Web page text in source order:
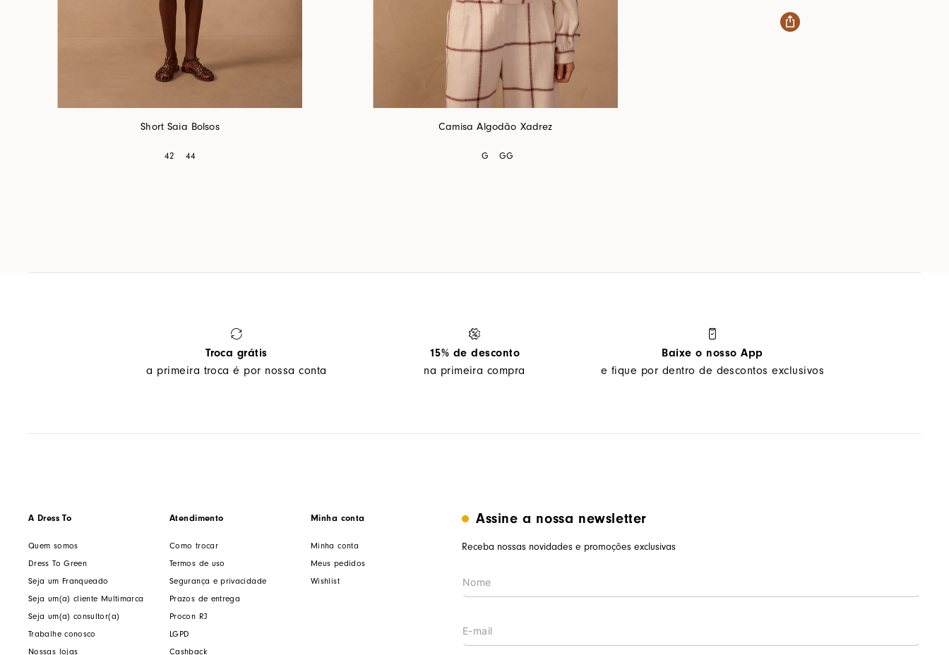
Short Saia Bolsos
42 44
Camisa Algodão Xadrez
G GG
Troca grátis
a primeira troca é por nossa conta
15% de desconto
na primeira compra
Baixe o nosso App
e fique por dentro de descontos exclusivos
A Dress To
Quem somos
Dress To Green
Seja um Franqueado
Seja um(a) cliente Multimarca
Seja um(a) consultor(a)
Trabalhe conosco
Nossas lojas
Atendimento
Como trocar
Termos de uso
Segurança e privacidade
Prazos de entrega
Procon RJ
LGPD
Cashback
Minha conta
Minha conta
Meus pedidos
Wishlist
Assine a nossa newsletter
Receba nossas novidades e promoções exclusivas